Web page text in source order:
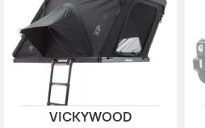
VICKYWOOD